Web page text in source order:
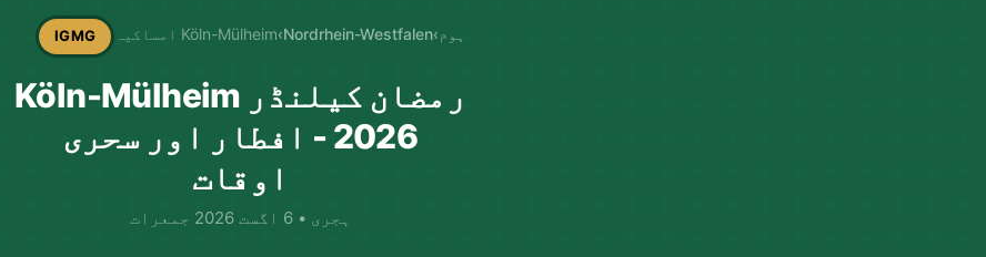
ہوم›
Nordrhein-Westfalen
›Köln-Mülheim امساکیہ IGMG
رمضان کیلنڈر Köln-Mülheim
2026 - افطار اور سحری
اوقات
ہجری • 6 اگست 2026 جمعرات